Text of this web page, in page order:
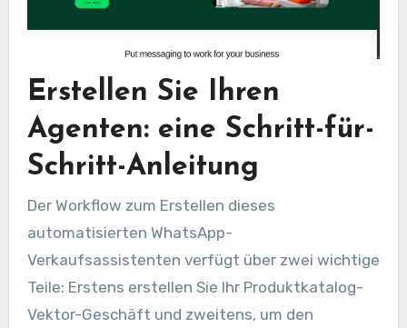
Erstellen Sie Ihren
Agenten: eine Schritt-für-
Schritt-Anleitung
Der Workflow zum Erstellen dieses
automatisierten WhatsApp-
Verkaufsassistenten verfügt über zwei wichtige
Teile: Erstens erstellen Sie Ihr Produktkatalog-
Vektor-Geschäft und zweitens, um den